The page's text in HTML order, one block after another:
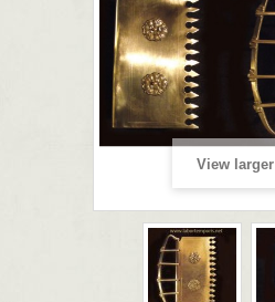
View larger